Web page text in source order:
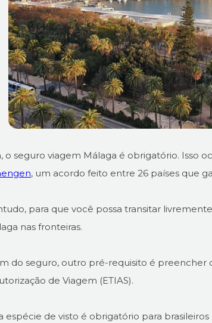
o seguro viagem Málaga é obrigatório. Isso
, um acordo feito entre 26 países que
para que você possa transitar
nas fronteiras.
do seguro, outro pré-requisito é preencher
de Viagem (ETIAS).
espécie de visto é obrigatório para